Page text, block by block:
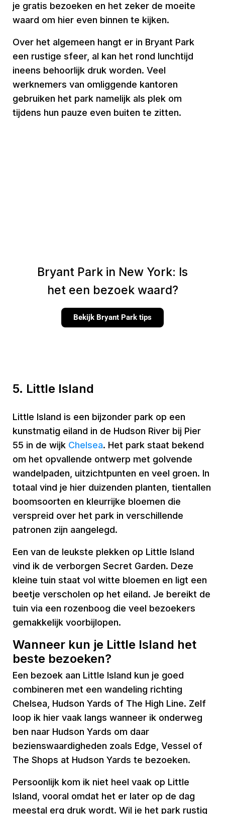
je gratis bezoeken en het zeker de moeite
waard om hier even binnen te kijken.
Over het algemeen hangt er in Bryant Park
een rustige sfeer, al kan het rond lunchtijd
ineens behoorlijk druk worden. Veel
werknemers van omliggende kantoren
gebruiken het park namelijk als plek om
tijdens hun pauze even buiten te zitten.
Bryant Park in New York: Is
het een bezoek waard?
Bekijk Bryant Park tips
5. Little Island
Little Island is een bijzonder park op een
kunstmatig eiland in de Hudson River bij Pier
55 in de wijk Chelsea. Het park staat bekend
om het opvallende ontwerp met golvende
wandelpaden, uitzichtpunten en veel groen. In
totaal vind je hier duizenden planten, tientallen
boomsoorten en kleurrijke bloemen die
verspreid over het park in verschillende
patronen zijn aangelegd.
Een van de leukste plekken op Little Island
vind ik de verborgen Secret Garden. Deze
kleine tuin staat vol witte bloemen en ligt een
beetje verscholen op het eiland. Je bereikt de
tuin via een rozenboog die veel bezoekers
gemakkelijk voorbijlopen.
Wanneer kun je Little Island het
beste bezoeken?
Een bezoek aan Little Island kun je goed
combineren met een wandeling richting
Chelsea, Hudson Yards of The High Line. Zelf
loop ik hier vaak langs wanneer ik onderweg
ben naar Hudson Yards om daar
bezienswaardigheden zoals Edge, Vessel of
The Shops at Hudson Yards te bezoeken.
Persoonlijk kom ik niet heel vaak op Little
Island, vooral omdat het er later op de dag
meestal erg druk wordt. Wil je het park rustig